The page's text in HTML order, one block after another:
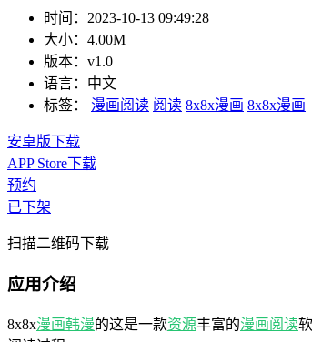
时间： 2023-10-13 09:49:28
大小： 4.00M
版本： v1.0
语言： 中文
标签：
漫画阅读 阅读 8x8x漫画 8x8x漫画
安卓版下载
APP Store下载
预约
已下架
扫描二维码下载
应用介绍
8x8x漫画韩漫的这是一款资源丰富的漫画阅读